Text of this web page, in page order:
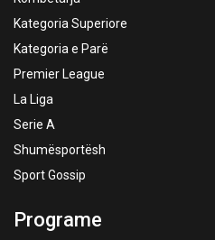
Kategoria Superiore
Kategoria e Parë
Premier League
La Liga
Serie A
Shumësportësh
Sport Gossip
Programe